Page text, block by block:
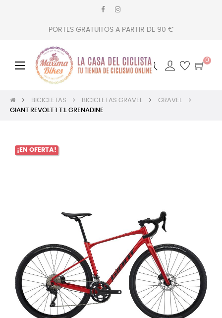
PORTES GRATUITOS A PARTIR DE 90 €
Navegación
palanca
☰
0
BICICLETAS BICICLETAS GRAVEL
GRAVEL
GIANT REVOLT 1 T:L GRENADINE
¡EN OFERTA!